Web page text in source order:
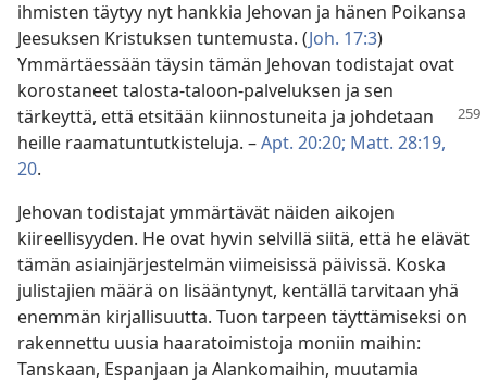
ihmisten täytyy nyt hankkia Jehovan ja hänen Poikansa
Jeesuksen Kristuksen tuntemusta. (Joh. 17:3)
Ymmärtäessään täysin tämän Jehovan todistajat ovat
korostaneet talosta-taloon-palveluksen ja sen
tärkeyttä, että etsitään kiinnostuneita ja johdetaan
heille raamatuntutkisteluja. –Apt. 20:20; Matt. 28:19,
20.
Jehovan todistajat ymmärtävät näiden aikojen
kiireellisyyden. He ovat hyvin selvillä siitä, että he elävät
tämän asiainjärjestelmän viimeisissä päivissä. Koska
julistajien määrä on lisääntynyt, kentällä tarvitaan yhä
enemmän kirjallisuutta. Tuon tarpeen täyttämiseksi on
rakennettu uusia haaratoimistoja moniin maihin:
Tanskaan, Espanjaan ja Alankomaihin, muutamia